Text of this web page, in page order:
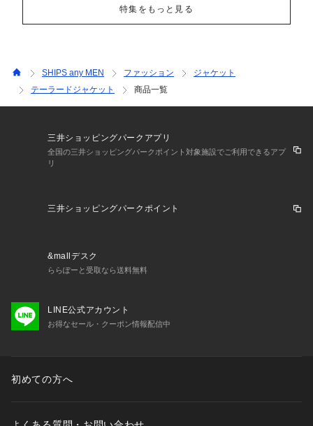
特集をもっと見る
SHIPS any MEN ファッション
ジャケット
テーラードジャケット
商品一覧
三井ショッピングパークアプリ
全国の三井ショッピングパークポイント対象施設でご利用できるアプ
リ
三井ショッピングパークポイント
&mallデスク
ららぽーと受取なら送料無料
LINE公式アカウント
お得なセール・クーポン情報配信中
初めての方へ